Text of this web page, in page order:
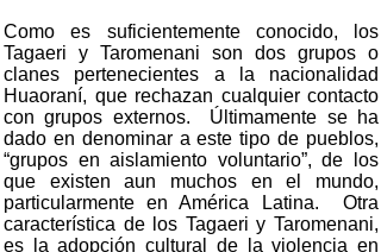
Como es suficientemente conocido, los
Tagaeri y Taromenani son dos grupos o
clanes pertenecientes a la nacionalidad
Huaoraní, que rechazan cualquier contacto
con grupos externos. Últimamente se ha
dado en denominar a este tipo de pueblos,
“grupos en aislamiento voluntario”, de los
que existen aun muchos en el mundo,
particularmente en América Latina. Otra
característica de los Tagaeri y Taromenani,
es la adopción cultural de la violencia en